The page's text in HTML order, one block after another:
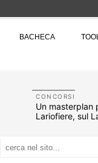
BACHECA
CONCORSI
Un masterplan
Lariofiere, sul